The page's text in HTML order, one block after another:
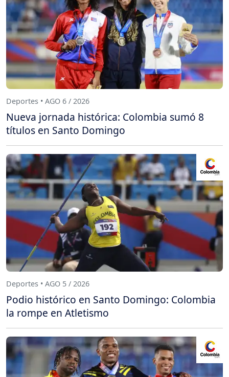
Deportes • AGO 6 / 2026
Nueva jornada histórica: Colombia sumó 8
títulos en Santo Domingo
Deportes • AGO 5 / 2026
Podio histórico en Santo Domingo: Colombia
la rompe en Atletismo